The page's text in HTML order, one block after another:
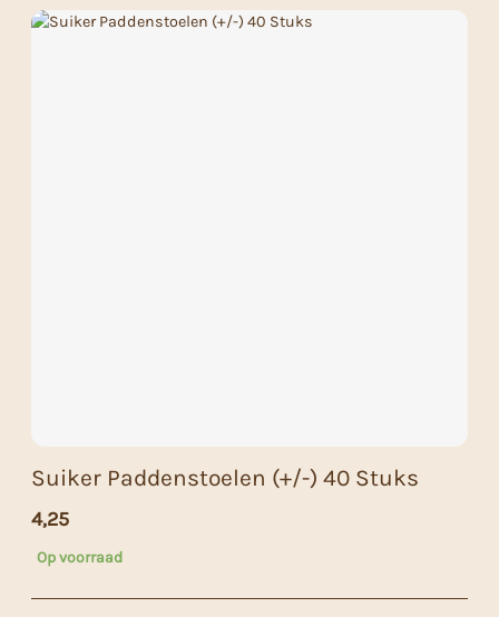
Suiker Paddenstoelen (+/-) 40 Stuks
4,25
Op voorraad